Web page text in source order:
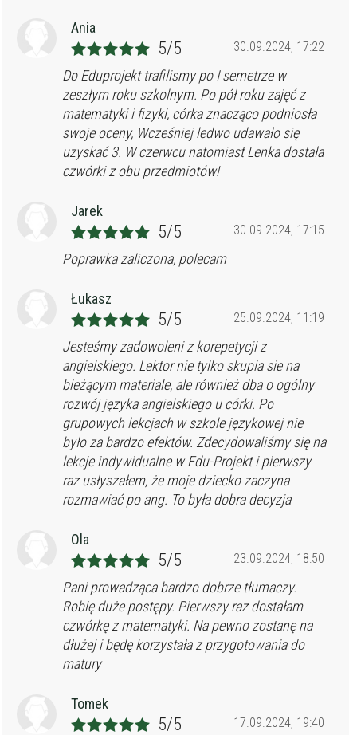
Ania
30.09.2024, 17:22
5/5
Do Eduprojekt trafilismy po I semetrze w
zeszłym roku szkolnym. Po pół roku zajęć z
matematyki i fizyki, córka znacząco podniosła
swoje oceny, Wcześniej ledwo udawało się
uzyskać 3. W czerwcu natomiast Lenka dostała
czwórki z obu przedmiotów!
Jarek
30.09.2024, 17:15
5/5
Poprawka zaliczona, polecam
Łukasz
25.09.2024, 11:19
5/5
Jesteśmy zadowoleni z korepetycji z
angielskiego. Lektor nie tylko skupia sie na
bieżącym materiale, ale również dba o ogólny
rozwój języka angielskiego u córki. Po
grupowych lekcjach w szkole językowej nie
było za bardzo efektów. Zdecydowaliśmy się na
lekcje indywidualne w Edu-Projekt i pierwszy
raz usłyszałem, że moje dziecko zaczyna
rozmawiać po ang. To była dobra decyzja
Ola
23.09.2024, 18:50
5/5
Pani prowadząca bardzo dobrze tłumaczy.
Robię duże postępy. Pierwszy raz dostałam
czwórkę z matematyki. Na pewno zostanę na
dłużej i będę korzystała z przygotowania do
matury
Tomek
17.09.2024, 19:40
5/5